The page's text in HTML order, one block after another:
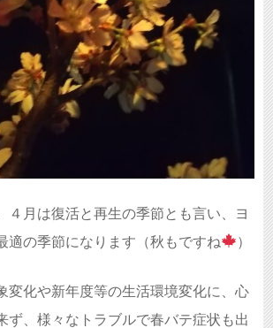
月は復活と再生の季節とも言い、ヨ
適の季節になります（秋もですね
）
変化や新年度等の生活環境変化に、心
ず、様々なトラブルで春バテ症状も出